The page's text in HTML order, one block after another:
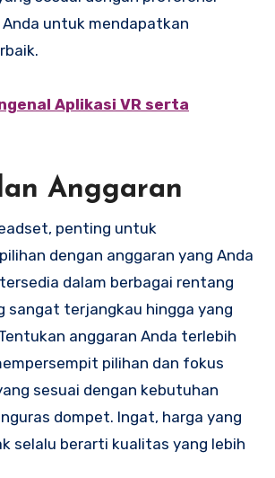
untuk mendapatkan
Aplikasi VR serta
Anggaran
penting untuk
dengan anggaran yang Anda
dalam berbagai rentang
sangat terjangkau hingga yang
anggaran Anda terlebih
pilihan dan fokus
sesuai dengan kebutuhan
dompet. Ingat, harga yang
selalu berarti kualitas yang lebih